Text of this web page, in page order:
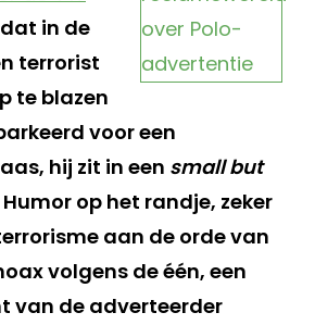
in de
terrorist
te blazen
voor een
hij zit in een small but
op het randje, zeker
aan de orde van
volgens de één, een
van de adverteerder